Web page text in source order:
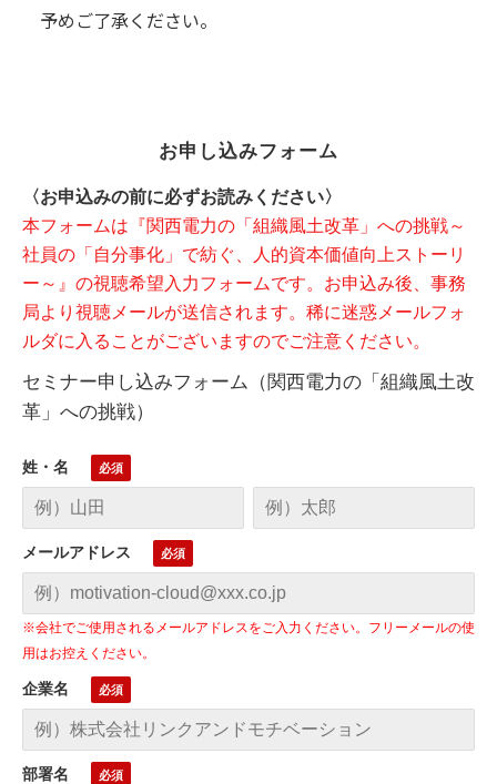
予めご了承ください。
お申し込みフォーム
〈お申込みの前に必ずお読みください〉
本フォームは『関西電力の「組織風土改革」への挑戦～
社員の「自分事化」で紡ぐ、人的資本価値向上ストーリ
ー～』の視聴希望入力フォームです。お申込み後、事務
局より視聴メールが送信されます。稀に迷惑メールフォ
ルダに入ることがございますのでご注意ください。
セミナー申し込みフォーム（関西電力の「組織風土改
革」への挑戦）
姓・名
メールアドレス
※会社でご使用されるメールアドレスをご入力ください。フリーメールの使
用はお控えください。
企業名
部署名